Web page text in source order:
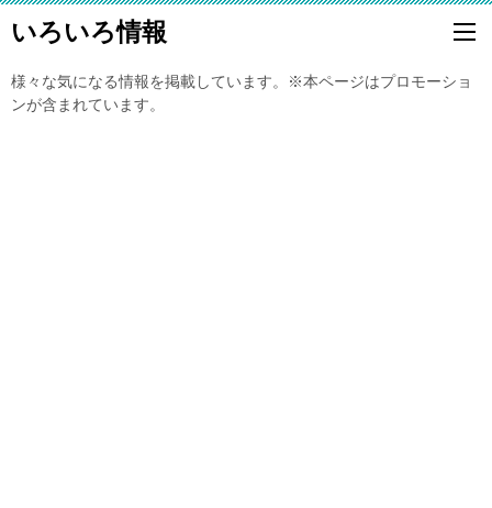
いろいろ情報
様々な気になる情報を掲載しています。※本ページはプロモーショ
ンが含まれています。